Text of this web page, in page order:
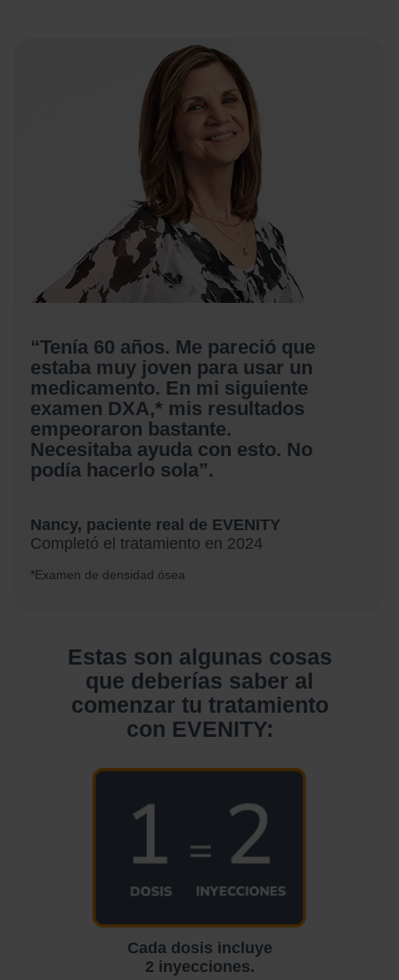
“Tenía 60 años. Me pareció que
estaba muy joven para usar un
medicamento. En mi siguiente
examen DXA,* mis resultados
empeoraron bastante.
Necesitaba ayuda con esto. No
podía hacerlo sola”.
Nancy, paciente real de EVENITY
Completó el tratamiento en 2024
*Examen de densidad ósea
Estas son algunas cosas
que deberías saber al
comenzar tu tratamiento
con EVENITY:
Cada dosis incluye
2 inyecciones.